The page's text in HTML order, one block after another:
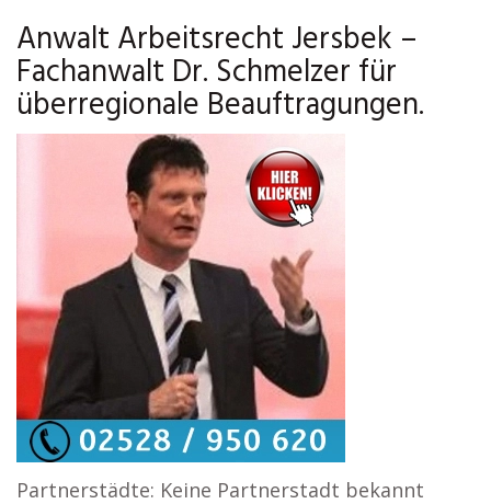
Anwalt Arbeitsrecht Jersbek –
Fachanwalt Dr. Schmelzer für
überregionale Beauftragungen.
Partnerstädte: Keine Partnerstadt bekannt